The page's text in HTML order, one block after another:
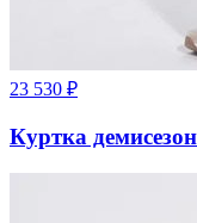
23 530 ₽
Куртка